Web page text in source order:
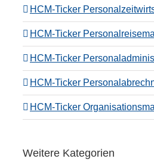
HCM-Ticker
HCM-Ticker
HCM-Ticker
HCM-Ticker
HCM-Ticker
Weitere Kategorien